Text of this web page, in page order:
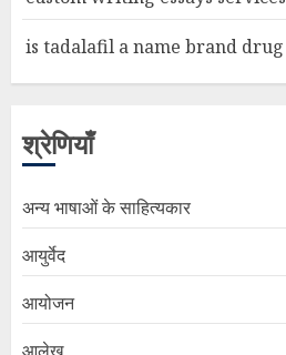
is tadalafil a name brand drug
श्रेणियाँ
अन्य भाषाओं के साहित्यकार
आयुर्वेद
आयोजन